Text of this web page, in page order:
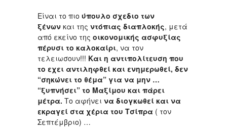
Είναι το πιο ύπουλο σχεδιο των
ξένων και της ντόπιας διαπλοκής, μετά
από εκείνο της οικονομικής ασφυξίας
πέρυσι το καλοκαίρι, να τον
τελειωσουν!!! Και η αντιπολίτευση που
το εχει αντιληφθεί και ενημερωθεί, δεν
“σηκώνει το θέμα” για να μην …
“ξυπνήσει” το Μαξίμου και πάρει
μέτρα. Το αφήνει να διογκωθεί και να
εκραγεί στα χέρια του Τσίπρα ( τον
Σεπτέμβριο) …